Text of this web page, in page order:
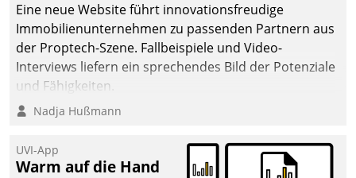
Eine neue Website führt innovationsfreudige
Immobilienunternehmen zu passenden Partnern aus
der Proptech-Szene. Fallbeispiele und Video-
Interviews liefern ein sprechendes Bild der Potenziale
und Fähigkeiten.
Nadja Hußmann
UVI-App
Warm auf die Hand